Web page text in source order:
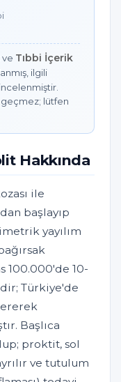
ve Tıbbi İçerik
ilgili
geçmez; lütfen
Hakkında
ile
başlayıp
yayılım
100.000'de 10-
Türkiye'de
Başlıca
proktit, sol
ve tutulum